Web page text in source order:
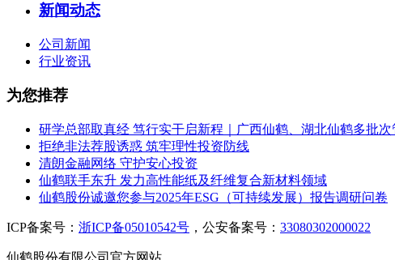
新闻动态
公司新闻
行业资讯
为您推荐
研学总部取真经 笃行实干启新程｜广西仙鹤、湖北仙鹤多批
拒绝非法荐股诱惑 筑牢理性投资防线
清朗金融网络 守护安心投资
仙鹤联手东升 发力高性能纸及纤维复合新材料领域
仙鹤股份诚邀您参与2025年ESG（可持续发展）报告调研问卷
ICP备案号： 浙ICP备05010542号 ，公安备案号： 33080302000022